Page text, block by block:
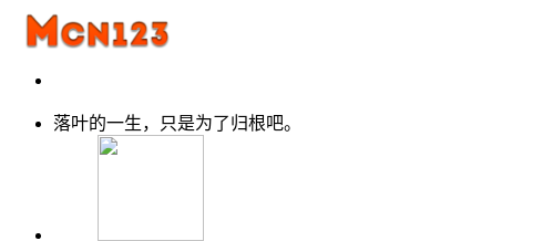
落叶的一生，只是为了归根吧。